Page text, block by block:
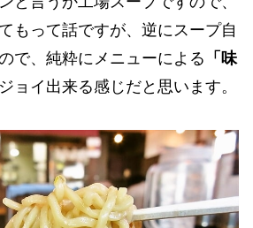
もって話ですが、逆にスープ自
で、純粋にメニューによる 「味
ョイ出来る感じだと思います。